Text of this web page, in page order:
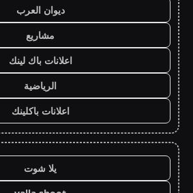
ديوان العرب
مشاريع
اعلانات باك لينك
الرياضية
اعلانات باكلينك
يلا شوت